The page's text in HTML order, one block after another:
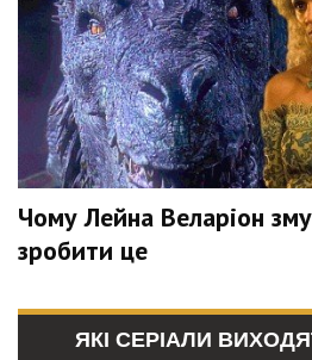
Чому Лейна Веларіон
зробити це
ЯКІ СЕРІАЛИ